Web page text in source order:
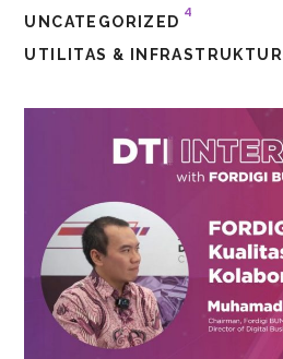
UNCATEGORIZED
4
UTILITAS & INFRASTRUKTUR